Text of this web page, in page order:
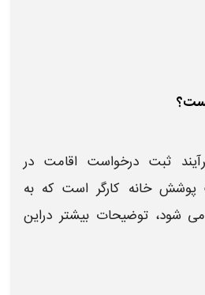
ثبت درخواست اقامت در
پوشش خانه کارگر است که به
شود، توضیحات بیشتر دراین